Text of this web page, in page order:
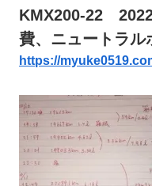
KMX200-22
費、ニュートラル
https://